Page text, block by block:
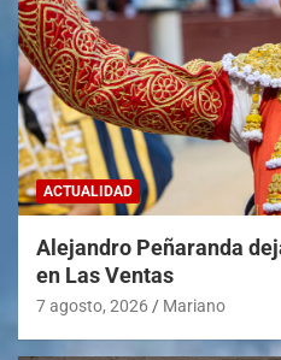
ACTUALIDAD
Alejandro Peñaranda
en Las Ventas
7 agosto, 2026 Mariano